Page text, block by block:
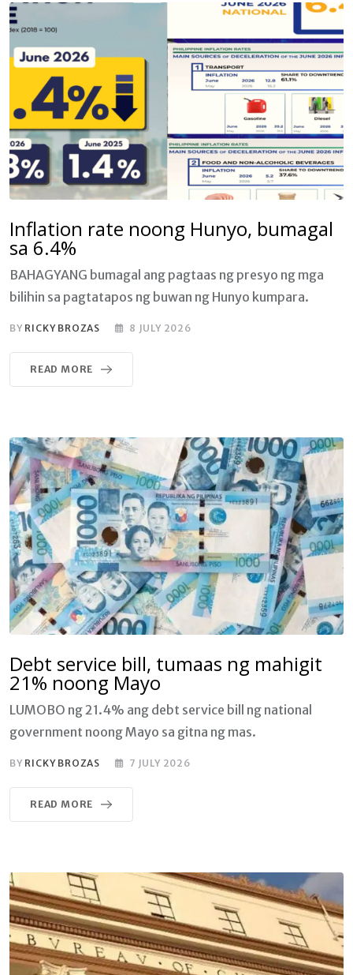
Inflation rate noong Hunyo, bumagal
sa 6.4%
BAHAGYANG bumagal ang pagtaas ng presyo ng mga
bilihin sa pagtatapos ng buwan ng Hunyo kumpara.
BY RICKY BROZAS 8 JULY 2026
READ MORE
Debt service bill, tumaas ng mahigit
21% noong Mayo
LUMOBO ng 21.4% ang debt service bill ng national
government noong Mayo sa gitna ng mas.
BY RICKY BROZAS 7 JULY 2026
READ MORE